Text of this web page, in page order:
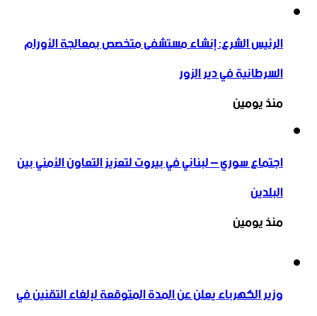
الرئيس الشرع: إنشاء ‌‏مستشفى متخصص بمعالجة الأورام
السرطانية في دير الزور
منذ يومين
اجتماع سوري – لبناني في بيروت لتعزيز التعاون ‏الأمني ‏بين
البلدين
منذ يومين
وزير الكهرباء يعلن عن المدة المتوقعة لإلغاء التقنين في